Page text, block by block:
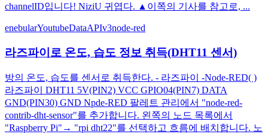
channelID입니다! NiziU 귀엽다. ▲이쪽의 기사를 참고로, ...
enebularYoutubeDataAPIv3node-red
라즈파이로 온도, 습도 정보 취득(DHT11 센서)
방의 온도, 습도를 센서로 취득한다. - 라즈파이 -Node-RED( )
라즈파이 DHT11 5V(PIN2) VCC GPIO04(PIN7) DATA
GND(PIN30) GND Npde-RED 팔레트 관리에서 "node-red-
contrib-dht-sensor"를 추가합니다. 왼쪽의 노드 목록에서
"Raspberry Pi"→ "rpi dht22"를 선택하고 흐름에 배치합니다. 노